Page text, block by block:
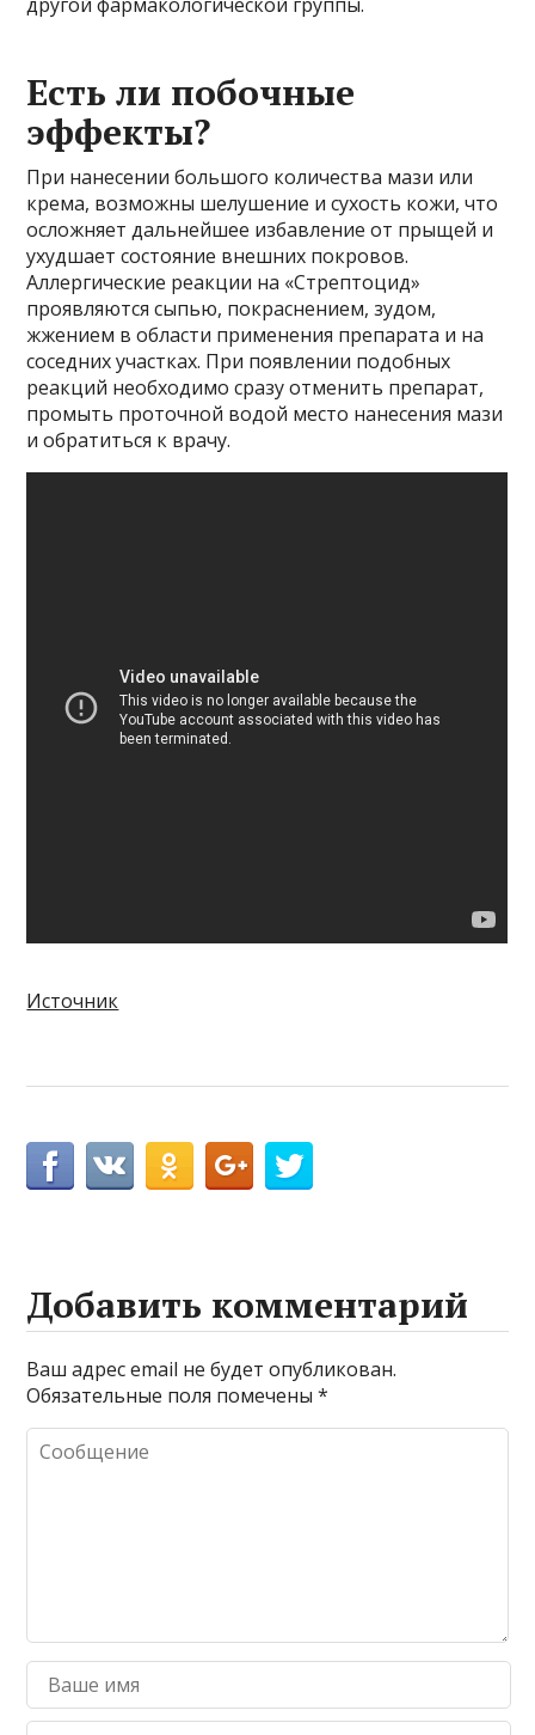
Есть ли побочные
эффекты?
При нанесении большого количества мази или
крема, возможны шелушение и сухость кожи, что
осложняет дальнейшее избавление от прыщей и
ухудшает состояние внешних покровов.
Аллергические реакции на «Стрептоцид»
проявляются сыпью, покраснением, зудом,
жжением в области применения препарата и на
соседних участках. При появлении подобных
реакций необходимо сразу отменить препарат,
промыть проточной водой место нанесения мази
и обратиться к врачу.
Источник
Добавить комментарий
Ваш адрес email не будет опубликован.
Обязательные поля помечены*